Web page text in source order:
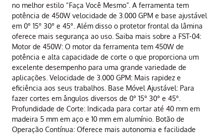
no melhor estilo “Faça Você Mesmo”. A ferramenta tem
potência de 450W velocidade de 3.000 GPM e base ajustável
em 0° 15° 30° e 45°. Além disso o protetor frontal da lâmina
oferece mais segurança ao uso. Saiba mais sobre a FST-04:
Motor de 450W: O motor da ferramenta tem 450W de
potência e alta capacidade de corte o que proporciona um
excelente desempenho para uma grande variedade de
aplicações. Velocidade de 3.000 GPM: Mais rapidez e
eficiência aos seus trabalhos. Base Móvel Ajustável: Para
fazer cortes em ângulos diversos de 0° 15° 30° e 45°.
Profundidade de Corte: Indicada para cortar até 40 mm em
madeira 5 mm em aço e 10 mm em alumínio. Botão de
Operação Contínua: Oferece mais autonomia e facilidade